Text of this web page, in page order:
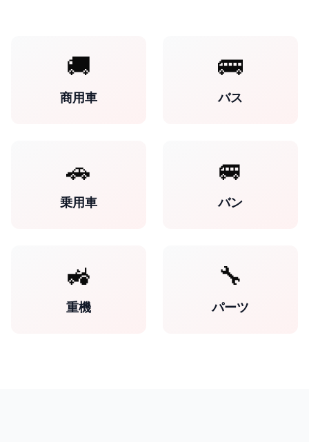
🚚
商用車
🚌
バス
🚗
乗用車
🚐
バン
🚜
重機
🔧
パーツ